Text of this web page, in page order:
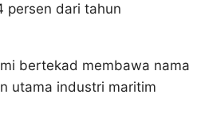
persen dari tahun
bertekad membawa nama
utama industri maritim